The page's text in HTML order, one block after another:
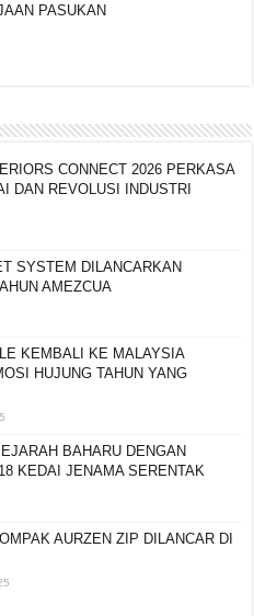
PASUKAN
CONNECT 2026 PERKASA
DAN REVOLUSI INDUSTRI
SYSTEM DILANCARKAN
AMEZCUA
KEMBALI KE MALAYSIA
HUJUNG TAHUN YANG
BAHARU DENGAN
KEDAI JENAMA SERENTAK
AURZEN ZIP DILANCAR DI